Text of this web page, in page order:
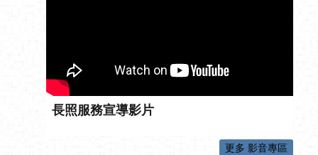
長照服務宣導影片
更多 影音專區